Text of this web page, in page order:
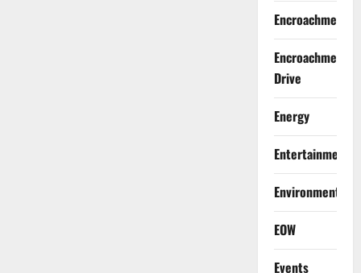
Encroachment
Encroachment
Drive
Energy
Entertainment
Environment
EOW
Events